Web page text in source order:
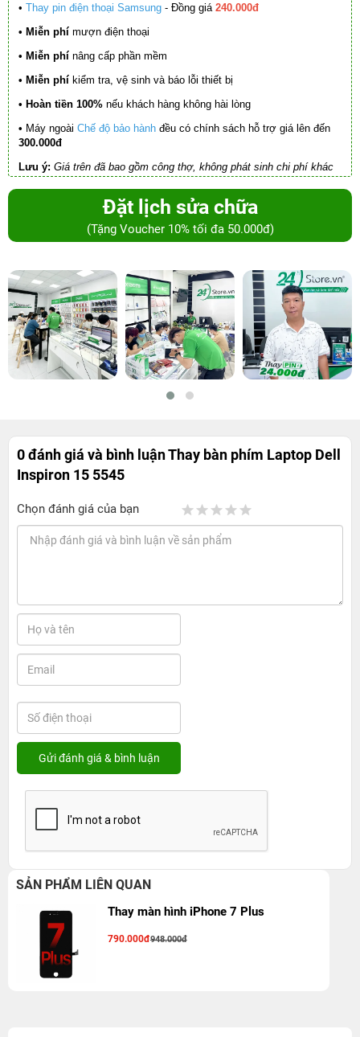
• Thay pin điện thoại Samsung - Đồng giá 240.000đ
• Miễn phí mượn điện thoại
• Miễn phí nâng cấp phần mềm
• Miễn phí kiểm tra, vệ sinh và báo lỗi thiết bị
• Hoàn tiền 100% nếu khách hàng không hài lòng
• Máy ngoài Chế độ bảo hành đều có chính sách hỗ trợ giá lên đến
300.000đ
Lưu ý: Giá trên đã bao gồm công thợ, không phát sinh chi phí khác
Đặt lịch sửa chữa
(Tặng Voucher 10% tối đa 50.000đ)
0 đánh giá và bình luậnThay bàn phím Laptop Dell
Inspiron 15 5545
Chọn đánh giá của bạn
SẢN PHẨM LIÊN QUAN
Thay màn hình iPhone 7 Plus
790.000đ948.000đ